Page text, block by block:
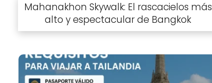
Mahanakhon Skywalk: El rascacielos más
alto y espectacular de Bangkok